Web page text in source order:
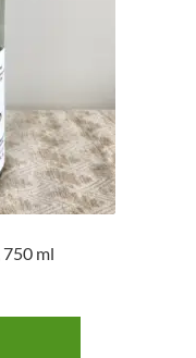
750 ml